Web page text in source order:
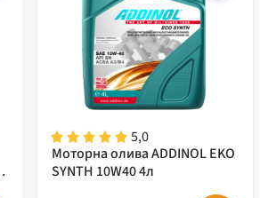
5,0
Моторна олива ADDINOL EKO
SYNTH 10W40 4л